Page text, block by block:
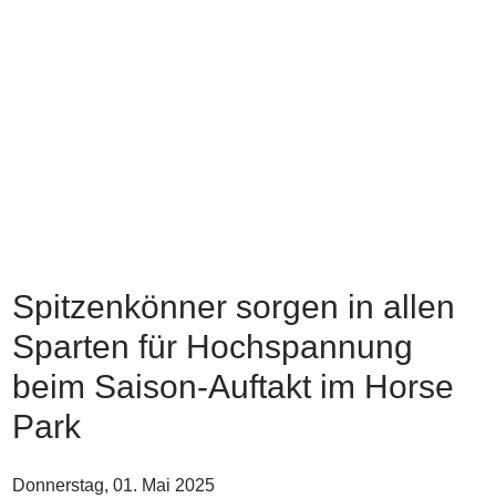
Spitzenkönner sorgen in allen
Sparten für Hochspannung
beim Saison-Auftakt im Horse
Park
Donnerstag, 01. Mai 2025